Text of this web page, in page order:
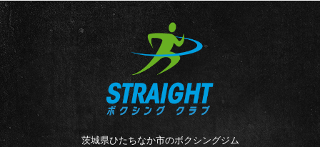
茨城県ひたちなか市のボクシングジム